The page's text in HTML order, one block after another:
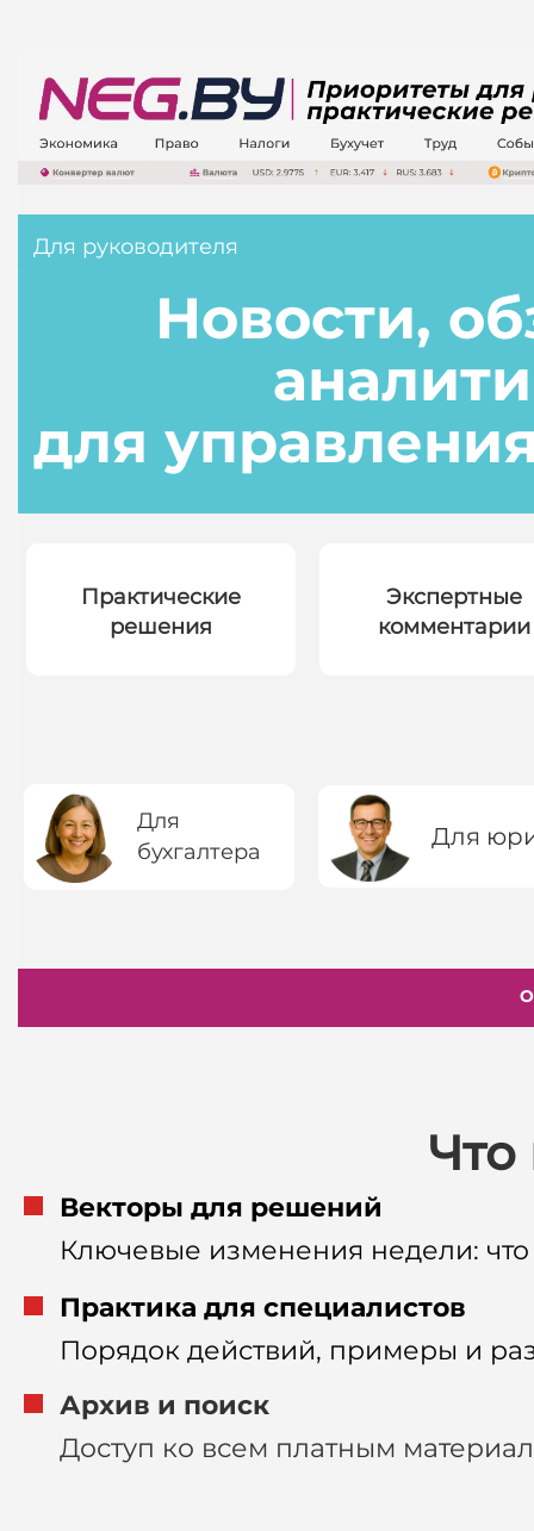
Для руководителя
Новости,
для
Практические
решения
Экспертные
комментарии
Для
бухгалтера
Для
Что
Векторы для решений
Ключевые изменения недели:
Практика для специалистов
Порядок действий, примеры и
Архив и поиск
Доступ ко всем платным